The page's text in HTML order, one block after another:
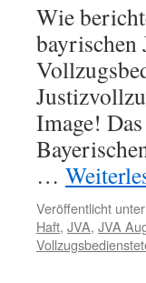
Wie
Image!
…
Veröffentlicht unter
Haft, JVA, JVA